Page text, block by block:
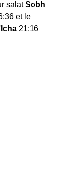
salatSobh
et le
Icha 21:16